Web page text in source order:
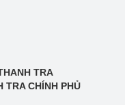
TRA
TRA CHÍNH PHỦ